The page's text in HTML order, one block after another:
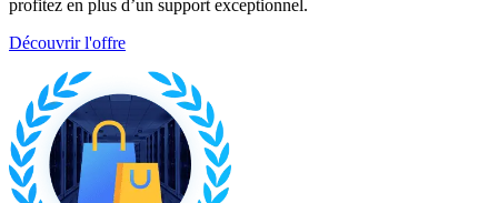
profitez en plus d’un support exceptionnel.
Découvrir l'offre